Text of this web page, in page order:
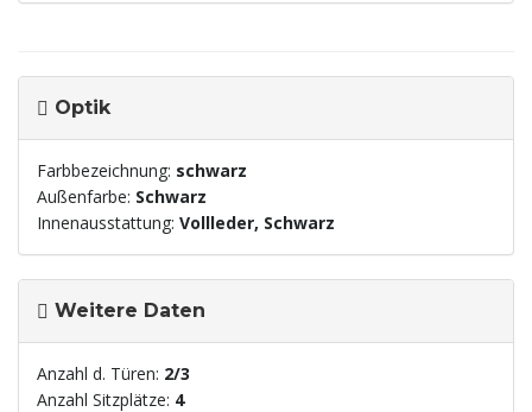
Optik
Farbbezeichnung: schwarz
Außenfarbe: Schwarz
Innenausstattung: Vollleder, Schwarz
Weitere Daten
Anzahl d. Türen: 2/3
Anzahl Sitzplätze: 4